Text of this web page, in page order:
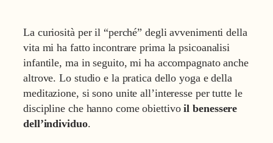
La curiosità per il “perché” degli avvenimenti della
vita mi ha fatto incontrare prima la psicoanalisi
infantile, ma in seguito, mi ha accompagnato anche
altrove. Lo studio e la pratica dello yoga e della
meditazione, si sono unite all’interesse per tutte le
discipline che hanno come obiettivoil benessere
dell’individuo.